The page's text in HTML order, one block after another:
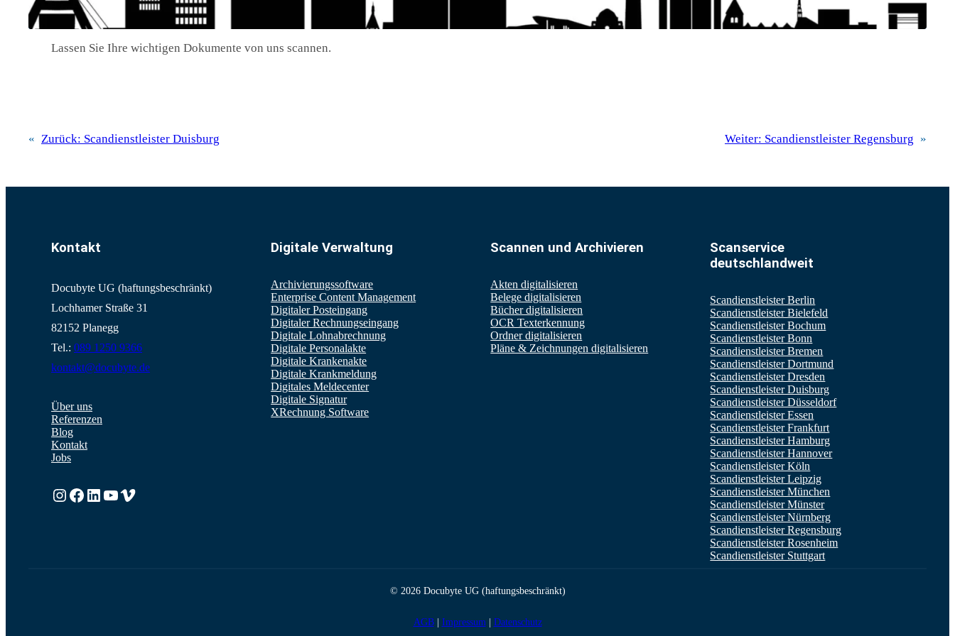
Lassen Sie Ihre wichtigen Dokumente von uns scannen.
« Zurück: Scandienstleister Duisburg Weiter: Scandienstleister Regensburg »
Kontakt
Docubyte UG (haftungsbeschränkt)
Lochhamer Straße 31
82152 Planegg
Tel.: 089 1250 9366
kontakt@docubyte.de
Über uns
Referenzen
Blog
Kontakt
Jobs
Instagram https://www.facebook.com/Vonpapierbefreit LinkedIn YouTube Vimeo
Digitale Verwaltung
Archivierungssoftware
Enterprise Content Management
Digitaler Posteingang
Digitaler Rechnungseingang
Digitale Lohnabrechnung
Digitale Personalakte
Digitale Krankenakte
Digitale Krankmeldung
Digitales Meldecenter
Digitale Signatur
XRechnung Software
Scannen und Archivieren
Akten digitalisieren
Belege digitalisieren
Bücher digitalisieren
OCR Texterkennung
Ordner digitalisieren
Pläne & Zeichnungen digitalisieren
Scanservice
deutschlandweit
Scandienstleister Berlin
Scandienstleister Bielefeld
Scandienstleister Bochum
Scandienstleister Bonn
Scandienstleister Bremen
Scandienstleister Dortmund
Scandienstleister Dresden
Scandienstleister Duisburg
Scandienstleister Düsseldorf
Scandienstleister Essen
Scandienstleister Frankfurt
Scandienstleister Hamburg
Scandienstleister Hannover
Scandienstleister Köln
Scandienstleister Leipzig
Scandienstleister München
Scandienstleister Münster
Scandienstleister Nürnberg
Scandienstleister Regensburg
Scandienstleister Rosenheim
Scandienstleister Stuttgart
© 2026 Docubyte UG (haftungsbeschränkt)
AGB| Impressum| Datenschutz